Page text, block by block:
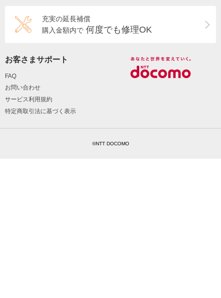
充実の延長補償
購入金額内で 何度でも修理OK
お客さまサポート
FAQ
お問い合わせ
サービス利用規約
特定商取引法に基づく表示
©NTT DOCOMO